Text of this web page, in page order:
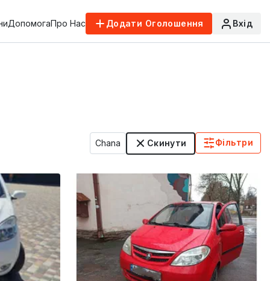
ДопомогаПро Нас Додати Оголошення Вхід
Chana Скинути Фільтри